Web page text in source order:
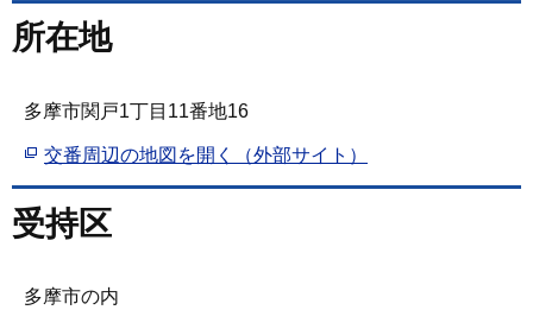
所在地
多摩市関戸1丁目11番地16
交番周辺の地図を開く（外部サイト）
受持区
多摩市の内